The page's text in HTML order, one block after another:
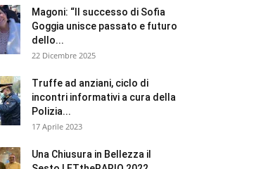
Magoni: “Il successo di Sofia
Goggia unisce passato e futuro
dello...
22 Dicembre 2025
Truffe ad anziani, ciclo di
incontri informativi a cura della
Polizia...
17 Aprile 2023
Una Chiusura in Bellezza il